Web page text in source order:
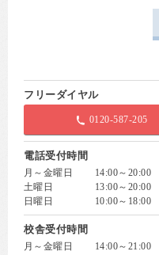
フリーダイヤル
0120-587-205
電話受付時間
月～金曜日
14:00～20:00
土曜日
13:00～20:00
日曜日
10:00～18:00
校舎受付時間
月～金曜日 14:00～21:00